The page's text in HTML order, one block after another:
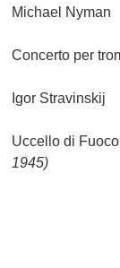
Michael Nyman
Concerto per
Igor Stravinskij
Uccello di
1945)